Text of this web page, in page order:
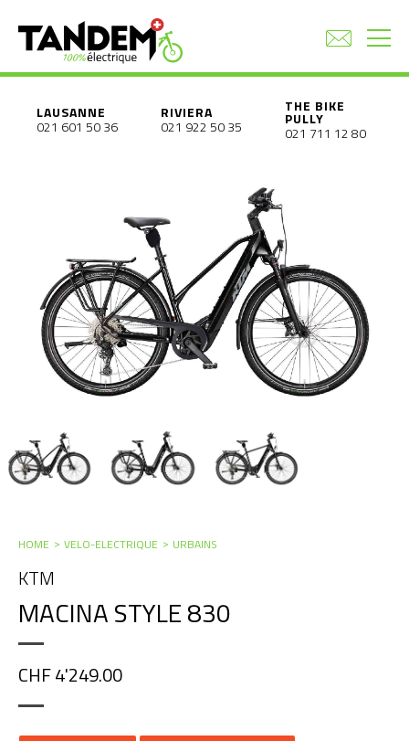
LAUSANNE
021 601 50 36
RIVIERA
021 922 50 35
THE BIKE
PULLY
021 711 12 80
HOME VELO-ELECTRIQUE URBAINS
KTM
MACINA STYLE 830
CHF 4'249.00